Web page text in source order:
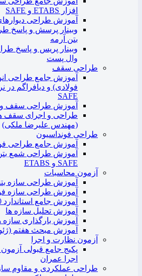
افزار ETABS و SAFE
آموزش طراحی
وبینار پرسش و پاسخ
بتن آرمه
وبینار پریس و پاسخ
وال پست
طراحی سقف
آموزش جامع طراحی
SAFE
آموزش طراحی سقف
طراحی و اجرای سقف
(مهندس علیرضا ملکی)
طراحی فونداسیون
آموزش جامع طراحی
آموزش طراحی شمع بتن
SAFE و ETABS
آزمون محاسبات
آموزش طراحی سازه
آموزش طراحی سازه
آموزش جامع استاندارد 2800
آموزش تحلیل سازه ها
آموزش بارگذاری سازه
آموزش مبحث هفتم
آزمون نظارت و اجرا
پکیج جامع قبولی
اجرا عمران
طراحی عملکردی و مقاوم